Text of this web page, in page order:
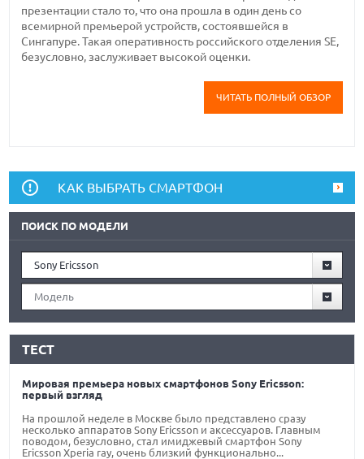
презентации стало то, что она прошла в один день со
всемирной премьерой устройств, состоявшейся в
Сингапуре. Такая оперативность российского отделения SE,
безусловно, заслуживает высокой оценки.
ЧИТАТЬ ПОЛНЫЙ ОБЗОР
КАК ВЫБРАТЬ СМАРТФОН
ПОИСК ПО МОДЕЛИ
Sony Ericsson
Модель
ТЕСТ
Мировая премьера новых смартфонов Sony Ericsson:
первый взгляд
На прошлой неделе в Москве было представлено сразу
несколько аппаратов Sony Ericsson и аксессуаров. Главным
поводом, безусловно, стал имиджевый смартфон Sony
Ericsson Xperia ray, очень близкий функционально...